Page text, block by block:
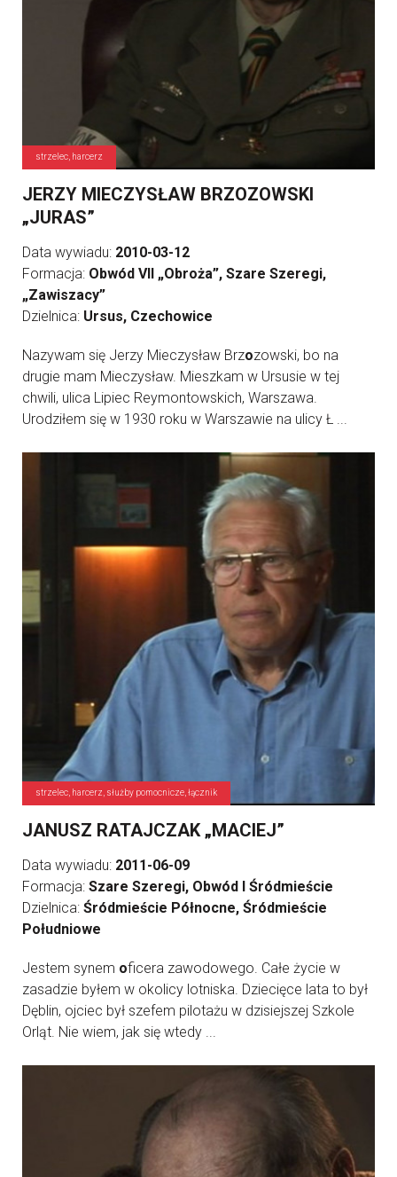
strzelec, harcerz
JERZY MIECZYSŁAW BRZOZOWSKI
„JURAS”
Data wywiadu: 2010-03-12
Formacja: Obwód VII „Obroża”, Szare Szeregi,
„Zawiszacy”
Dzielnica: Ursus, Czechowice
Nazywam się Jerzy Mieczysław Brzozowski, bo na
drugie mam Mieczysław. Mieszkam w Ursusie w tej
chwili, ulica Lipiec Reymontowskich, Warszawa.
Urodziłem się w 1930 roku w Warszawie na ulicy Ł ...
strzelec, harcerz, służby pomocnicze, łącznik
JANUSZ RATAJCZAK „MACIEJ”
Data wywiadu: 2011-06-09
Formacja: Szare Szeregi, Obwód I Śródmieście
Dzielnica: Śródmieście Północne, Śródmieście
Południowe
Jestem synem oficera zawodowego. Całe życie w
zasadzie byłem w okolicy lotniska. Dziecięce lata to był
Dęblin, ojciec był szefem pilotażu w dzisiejszej Szkole
Orląt. Nie wiem, jak się wtedy ...